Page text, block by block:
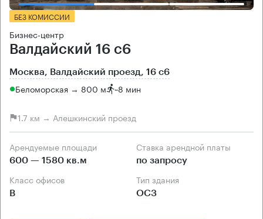
БЕЗ КОМИССИИ
Бизнес-центр
Валдайский 16 с6
Москва, Валдайский проезд, 16 с6
Беломорская → 800 м ~8 мин
1.7 км → Алешкинский проезд
Арендуемые площади
600 — 1580 кв.м
Ставка арендной платы
по запросу
Класс офисов
B
Тип здания
ОСЗ